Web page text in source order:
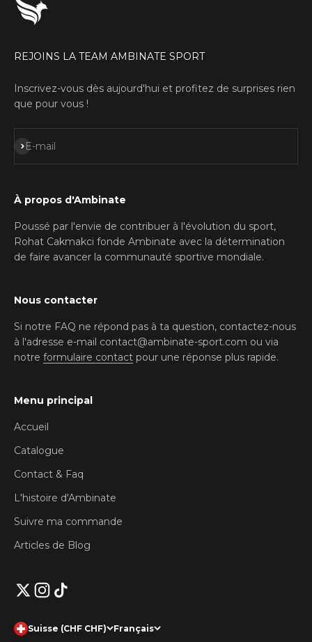
REJOINS LA TEAM AMBINATE SPORT
Inscrivez-vous dès aujourd'hui et profitez de surprises rien
que pour vous !
E-mail
S'inscrire
À propos d'Ambinate
Poussé par l'envie de contribuer à l'évolution du sport,
Rohat Cakmakci fonde Ambinate avec la détermination
de faire avancer la communauté sportive mondiale.
Nous contacter
Si notre FAQ ne répond pas à ta question, contactez-nous
à l'adresse e-mail contact@ambinate-sport.com ou via
notre formulaire contact pour une réponse plus rapide.
Menu principal
Accueil
Catalogue
Contact & Faq
L'histoire d'Ambinate
Suivre ma commande
Articles de Blog
Suisse (CHF CHF) Français